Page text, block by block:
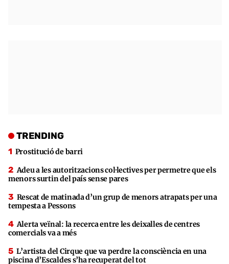
TRENDING
Prostitució de barri
Adeu a les autoritzacions col·lectives per permetre que els
menors surtin del país sense pares
Rescat de matinada d’un grup de menors atrapats per una
tempesta a Pessons
Alerta veïnal: la recerca entre les deixalles de centres
comercials va a més
L’artista del Cirque que va perdre la consciència en una
piscina d’Escaldes s’ha recuperat del tot